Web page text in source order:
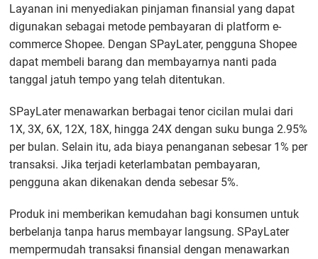
Layanan ini menyediakan pinjaman finansial yang dapat
digunakan sebagai metode pembayaran di platform e-
commerce Shopee. Dengan SPayLater, pengguna Shopee
dapat membeli barang dan membayarnya nanti pada
tanggal jatuh tempo yang telah ditentukan.
SPayLater menawarkan berbagai tenor cicilan mulai dari
1X, 3X, 6X, 12X, 18X, hingga 24X dengan suku bunga 2.95%
per bulan. Selain itu, ada biaya penanganan sebesar 1% per
transaksi. Jika terjadi keterlambatan pembayaran,
pengguna akan dikenakan denda sebesar 5%.
Produk ini memberikan kemudahan bagi konsumen untuk
berbelanja tanpa harus membayar langsung. SPayLater
mempermudah transaksi finansial dengan menawarkan